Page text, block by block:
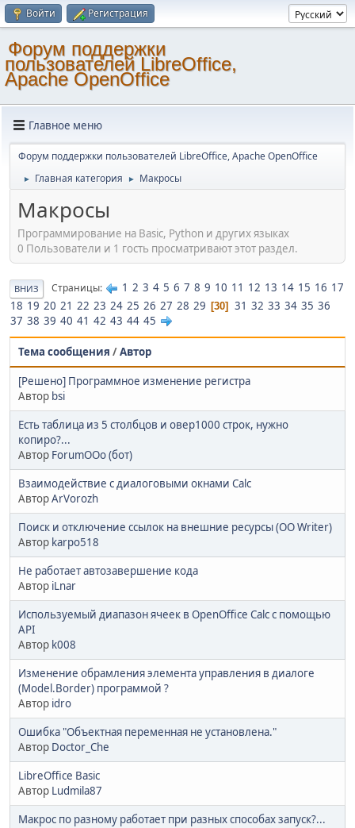
Войти Регистрация
Форум поддержки
пользователей LibreOffice,
Apache OpenOffice
Главное меню
Форум поддержки пользователей LibreOffice, Apache OpenOffice
► Главная категория ► Макросы
Макросы
Программирование на Basic, Python и других языках
0 Пользователи и 1 гость просматривают этот раздел.
ВНИЗ Страницы 1 2 3 4 5 6 7 8 9 10 11 12 13 14 15 16 17
18 19 20 21 22 23 24 25 26 27 28 29 30 31 32 33 34 35 36
37 38 39 40 41 42 43 44 45
Тема сообщения /Автор
[Решено] Программное изменение регистра
Автор bsi
Есть таблица из 5 столбцов и овер1000 строк, нужно
копиро?...
Автор ForumOOo (бот)
Взаимодействие с диалоговыми окнами Calc
АвторArVorozh
Поиск и отключение ссылок на внешние ресурсы (OO Writer)
Автор karpo518
Не работает автозавершение кода
Автор iLnar
Используемый диапазон ячеек в OpenOffice Calc с помощью
API
Автор k008
Изменение обрамления элемента управления в диалоге
(Model.Border) программой ?
Автор idro
Ошибка "Объектная переменная не установлена."
Автор Doctor_Che
LibreOffice Basic
Автор Ludmila87
Макрос по разному работает при разных способах запуск?...